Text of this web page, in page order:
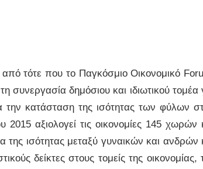
τότε που το Παγκόσμιο Οικονομικό
δημόσιου και ιδιωτικού τομέα
κατάσταση της ισότητας των φύλων
αξιολογεί τις οικονομίες 145 χωρών
ισότητας μεταξύ γυναικών και ανδρών
δείκτες στους τομείς της οικονομίας,